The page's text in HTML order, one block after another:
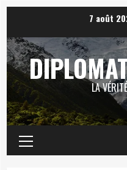
content
7 août
LA
Primary
Menu